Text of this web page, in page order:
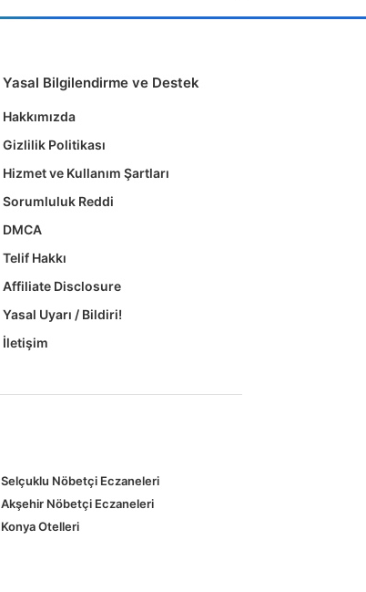
Yasal Bilgilendirme ve Destek
Hakkımızda
Gizlilik Politikası
Hizmet ve Kullanım Şartları
Sorumluluk Reddi
DMCA
Telif Hakkı
Affiliate Disclosure
Yasal Uyarı / Bildiri!
İletişim
Selçuklu Nöbetçi Eczaneleri
Akşehir Nöbetçi Eczaneleri
Konya Otelleri